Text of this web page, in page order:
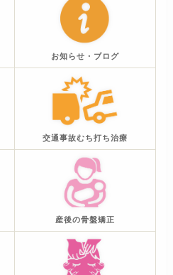
お知らせ・ブログ
交通事故むち打ち治療
産後の骨盤矯正